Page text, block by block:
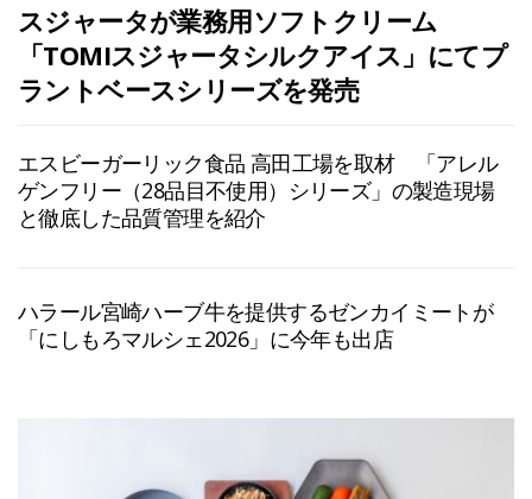
スジャータが業務用ソフトクリーム
「TOMIスジャータシルクアイス」にてプ
ラントベースシリーズを発売
エスビーガーリック食品 高田工場を取材 「アレル
ゲンフリー（28品目不使用）シリーズ」の製造現場
と徹底した品質管理を紹介
ハラール宮崎ハーブ牛を提供するゼンカイミートが
「にしもろマルシェ2026」に今年も出店